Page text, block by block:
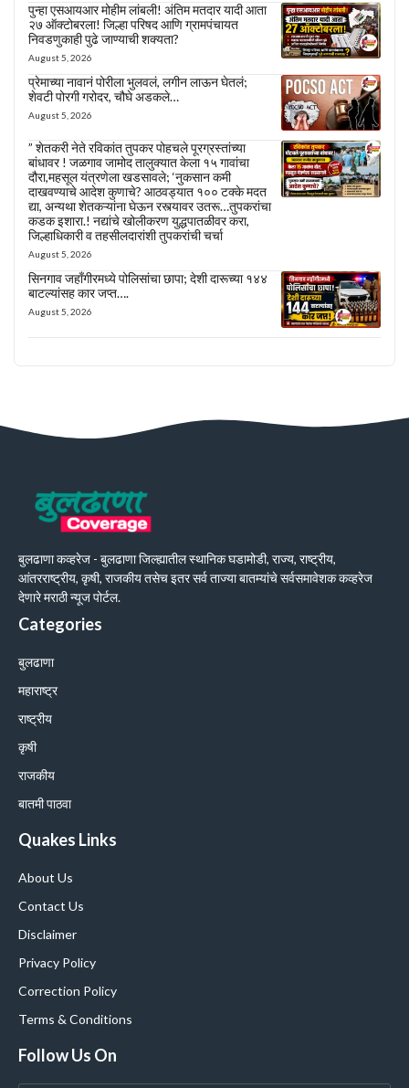
पुन्हा एसआयआर मोहीम लांबली! अंतिम मतदार यादी आता
२७ ऑक्टोबरला! जिल्हा परिषद आणि ग्रामपंचायत
निवडणुकाही पुढे जाण्याची शक्यता?
August 5, 2026
प्रेमाच्या नावानं पोरीला भुलवलं, लगीन लाऊन घेतलं;
शेवटी पोरगी गरोदर, चौघे अडकले…
August 5, 2026
” शेतकरी नेते रविकांत तुपकर पोहचले पूरग्रस्तांच्या
बांधावर ! जळगाव जामोद तालुक्यात केला १५ गावांचा
दौरा,महसूल यंत्रणेला खडसावले; ‘नुकसान कमी
दाखवण्याचे आदेश कुणाचे? आठवड्यात १०० टक्के मदत
द्या, अन्यथा शेतकऱ्यांना घेऊन रस्त्यावर उतरू…तुपकरांचा
कडक इशारा.! नद्यांचे खोलीकरण युद्धपातळीवर करा,
जिल्हाधिकारी व तहसीलदारांशी तुपकरांची चर्चा
August 5, 2026
सिनगाव जहाँगीरमध्ये पोलिसांचा छापा; देशी दारूच्या १४४
बाटल्यांसह कार जप्त….
August 5, 2026
बुलढाणा कव्हरेज - बुलढाणा जिल्ह्यातील स्थानिक घडामोडी, राज्य, राष्ट्रीय,
आंतरराष्ट्रीय, कृषी, राजकीय तसेच इतर सर्व ताज्या बातम्यांचे सर्वसमावेशक कव्हरेज
देणारे मराठी न्यूज पोर्टल.
Categories
बुलढाणा
महाराष्ट्र
राष्ट्रीय
कृषी
राजकीय
बातमी पाठवा
Quakes Links
About Us
Contact Us
Disclaimer
Privacy Policy
Correction Policy
Terms & Conditions
Follow Us On